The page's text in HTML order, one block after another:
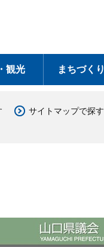
観光 まちづくり
サイトマップで探す